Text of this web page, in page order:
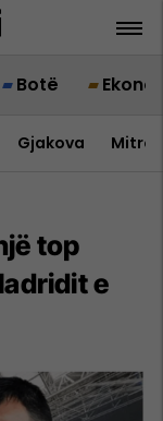
Botë
Gjakova
top
e